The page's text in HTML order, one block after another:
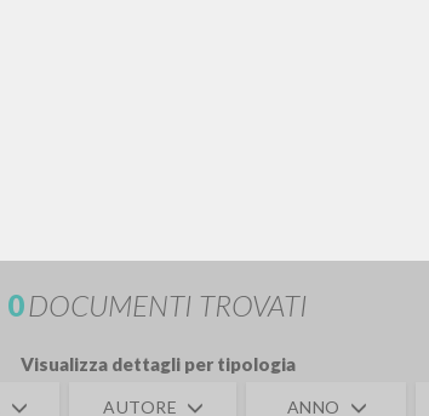
0DOCUMENTI TROVATI
Visualizza dettagli per tipologia
AUTORE ANNO